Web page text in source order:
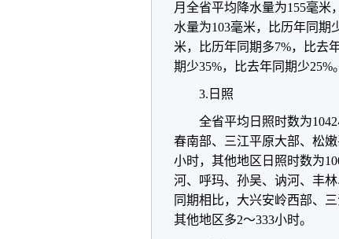
月全省平均降水量为155毫米
水量为103毫米，比历年同期
米，比历年同期多7%，比去
期少35%，比去年同期少25%。
3.日照
全省平均日照时数为
春南部、三江平原大部、松
小时，其他地区日照时数为
河、呼玛、孙吴、讷河、丰
同期相比，大兴安岭西部、
其他地区多2～333小时。